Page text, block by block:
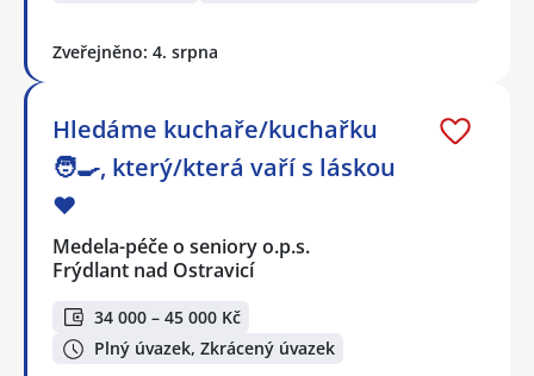
Zveřejněno: 4. srpna
Hledáme kuchaře/kuchařku
🧑‍🍳, který/která vaří s láskou
❤️
Medela-péče o seniory o.p.s.
Frýdlant nad Ostravicí
34 000 – 45 000 Kč
Plný úvazek, Zkrácený úvazek